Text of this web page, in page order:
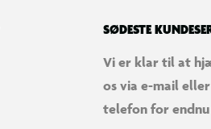
SØDESTE
Vi er klar til at
os via e-mail
telefon for